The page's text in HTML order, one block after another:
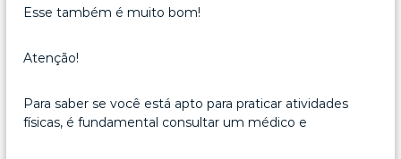
Esse também é muito bom!
Atenção!
Para saber se você está apto para praticar atividades
físicas, é fundamental consultar um médico e